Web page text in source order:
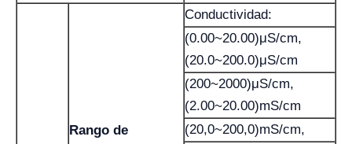
Rango de
Conductividad:
(0.00~20.00)μS/cm,
(20.0~200.0)μS/cm
(200~2000)μS/cm,
(2.00~20.00)mS/cm
(20,0~200,0)mS/cm,